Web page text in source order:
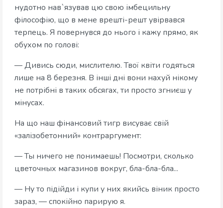
нудотно нав`язував цю свою імбецильну
філософію, що в мене врешті-решт увірвався
терпець. Я повернувся до нього і кажу прямо, як
обухом по голові:
— Дивись сюди, мислителю. Твої квіти годяться
лише на 8 березня. В інші дні вони нахуй нікому
не потрібні в таких обсягах, ти просто згниєш у
мінусах.
На що наш фінансовий тигр висуває свій
«залізобетонний» контраргумент:
— Ты ничего не понимаешь! Посмотри, сколько
цветочных магазинов вокруг, бла-бла-бла...
— Ну то підійди і купи у них якийсь віник просто
зараз, — спокійно парирую я.